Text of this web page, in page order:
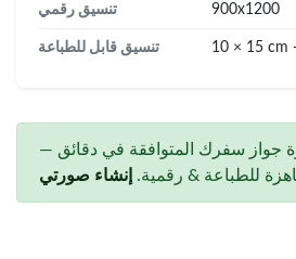
تنسيق رقمي 900x1200
تنسيق قابل للطباعة 10 × 15 cm
جواز سفرك المتوافقة في دقائق —
للطباعة & رقمية.